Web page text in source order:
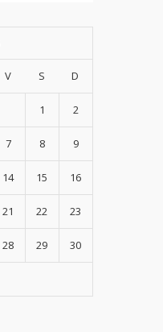
V S D
1 2
7 8 9
14 15 16
21 22 23
28 29 30